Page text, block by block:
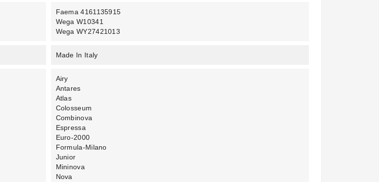
Faema 4161135915
Wega W10341
Wega WY27421013
Made In Italy
Airy
Antares
Atlas
Colosseum
Combinova
Espressa
Euro-2000
Formula-Milano
Junior
Mininova
Nova